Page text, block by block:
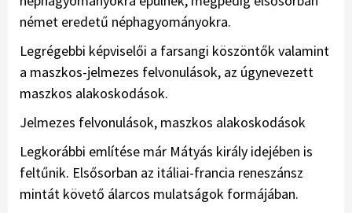
német eredetű néphagyományokra.
Legrégebbi képviselői a farsangi köszöntők valamint
a maszkos-jelmezes felvonulások, az úgynevezett
maszkos alakoskodások.
Jelmezes felvonulások, maszkos alakoskodások
Legkorábbi említése már Mátyás király idejében is
feltűnik. Elsősorban az itáliai-francia reneszánsz
mintát követő álarcos mulatságok formájában.